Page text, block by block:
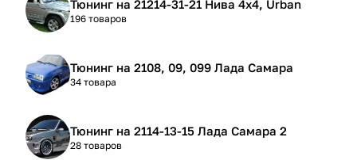
Тюнинг на 21214-31-21 Нива 4х4, Urban
196 товаров
Тюнинг на 2108, 09, 099 Лада Самара
34 товара
Тюнинг на 2114-13-15 Лада Самара 2
28 товаров